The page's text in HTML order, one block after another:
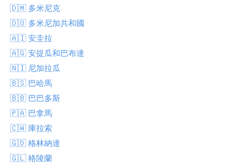
🇩🇲 多米尼克
🇩🇴 多米尼加共和國
🇦🇮 安圭拉
🇦🇬 安提瓜和巴布達
🇳🇮 尼加拉瓜
🇧🇸 巴哈馬
🇧🇧 巴巴多斯
🇵🇦 巴拿馬
🇨🇼 庫拉索
🇬🇩 格林納達
🇬🇱 格陵蘭